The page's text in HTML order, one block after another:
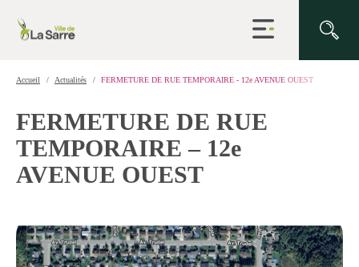
Ouvrir
la
Accueil Actualités FERMETURE DE RUE TEMPORAIRE - 12e AVENUE OUEST
FERMETURE DE RUE
TEMPORAIRE – 12e
AVENUE OUEST